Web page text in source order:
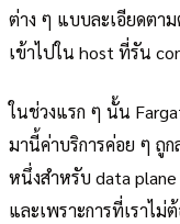
ต่าง ๆ แบบละเอียดตาม
เข้าไปใน host ที่รัน
ในช่วงแรก ๆ นั้น
มานี้ค่าบริการค่อย ๆ ถู
หนึ่งสำหรับ data
และเพราะการที่เราไม่